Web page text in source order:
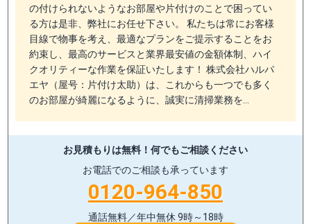
の付けられないようなお部屋や片付けのことで困ってい
る方は是非、弊社にお任せ下さい。 私たちは常にお客様
目線で物事を考え、最適なプランをご提示することをお
約束し、最高のサービスと業界最安値の金額体制、ハイ
クオリティーな作業を保証いたします！ 株式会社ハルパ
エヤ（屋号：片付け太助）は、これからも一つでも多く
のお部屋が綺麗になるように、誠実に清掃業務を…
お見積もりは無料！ 何でもご相談ください
お電話でのご相談も承っています
0120-964-850
通話無料／年中無休 9時～18時